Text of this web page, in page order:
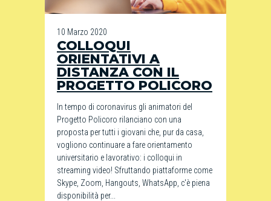
10 Marzo 2020
COLLOQUI
ORIENTATIVI A
DISTANZA CON IL
PROGETTO POLICORO
In tempo di coronavirus gli animatori del
Progetto Policoro rilanciano con una
proposta per tutti i giovani che, pur da casa,
vogliono continuare a fare orientamento
universitario e lavorativo: i colloqui in
streaming video! Sfruttando piattaforme come
Skype, Zoom, Hangouts, WhatsApp, c'è piena
disponibilità per...